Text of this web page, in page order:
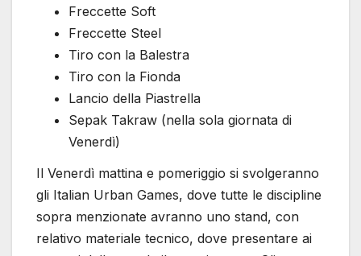
Freccette Soft
Freccette Steel
Tiro con la Balestra
Tiro con la Fionda
Lancio della Piastrella
Sepak Takraw (nella sola giornata di
Venerdì)
Il Venerdì mattina e pomeriggio si svolgeranno
gli Italian Urban Games, dove tutte le discipline
sopra menzionate avranno uno stand, con
relativo materiale tecnico, dove presentare ai